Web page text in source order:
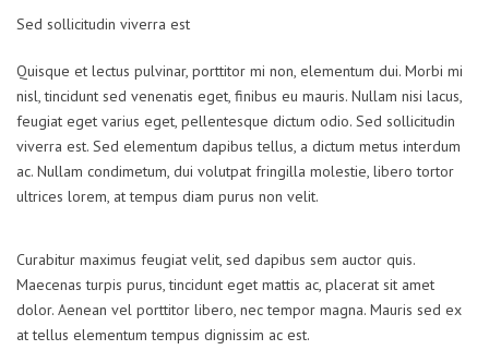
Sed sollicitudin viverra est
Quisque et lectus pulvinar, porttitor mi non, elementum dui. Morbi mi
nisl, tincidunt sed venenatis eget, finibus eu mauris. Nullam nisi lacus,
feugiat eget varius eget, pellentesque dictum odio. Sed sollicitudin
viverra est. Sed elementum dapibus tellus, a dictum metus interdum
ac. Nullam condimetum, dui volutpat fringilla molestie, libero tortor
ultrices lorem, at tempus diam purus non velit.
Curabitur maximus feugiat velit, sed dapibus sem auctor quis.
Maecenas turpis purus, tincidunt eget mattis ac, placerat sit amet
dolor. Aenean vel porttitor libero, nec tempor magna. Mauris sed ex
at tellus elementum tempus dignissim ac est.